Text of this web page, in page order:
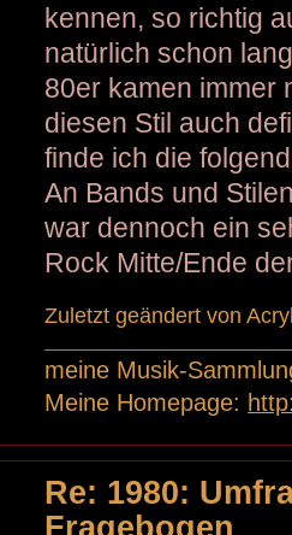
kennen, so richtig
natürlich schon
80er kamen immer
diesen Stil auch
finde ich die
An Bands und
war dennoch ein
Rock Mitte/Ende
Zuletzt geändert von
meine Musik-
Meine Homepage:
Re: 1980:
Fragebogen